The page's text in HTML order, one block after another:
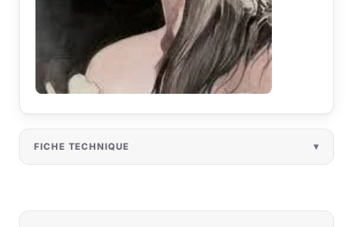
FICHE TECHNIQUE